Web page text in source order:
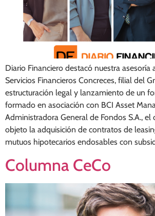
Diario Financiero destacó nuestra asesoría
Servicios Financieros Concreces, filial del
estructuración legal y lanzamiento de un
formado en asociación con BCI Asset
Administradora General de Fondos S.A., el
objeto la adquisición de contratos de
mutuos hipotecarios endosables con
Columna CeCo